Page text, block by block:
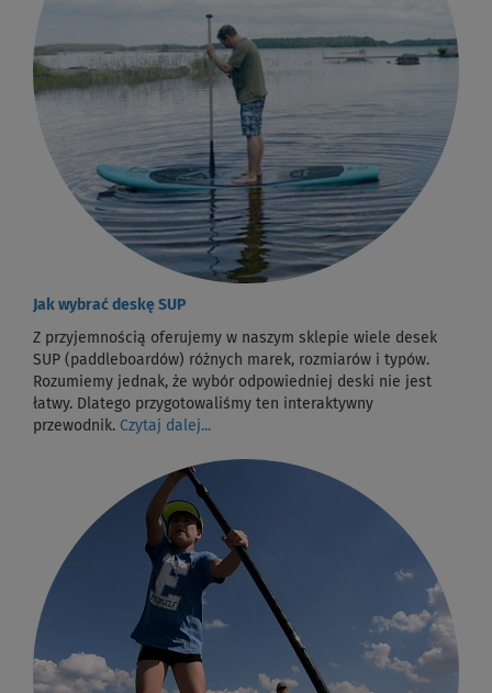
Jak wybrać deskę SUP
Z przyjemnością oferujemy w naszym sklepie wiele desek
SUP (paddleboardów) różnych marek, rozmiarów i typów.
Rozumiemy jednak, że wybór odpowiedniej deski nie jest
łatwy. Dlatego przygotowaliśmy ten interaktywny
przewodnik. Czytaj dalej...